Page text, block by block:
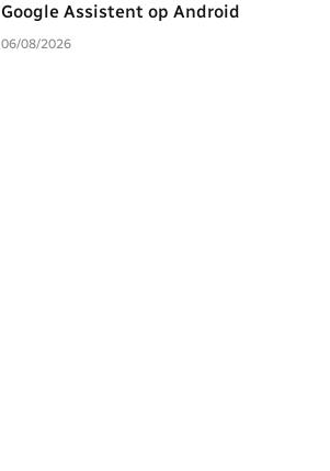
Google Assistent op Android
06/08/2026